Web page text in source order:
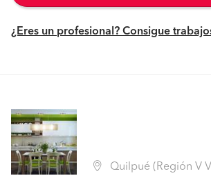
¿Eres un profesional? Consigue
Quilpué (Región V Valparaíso -